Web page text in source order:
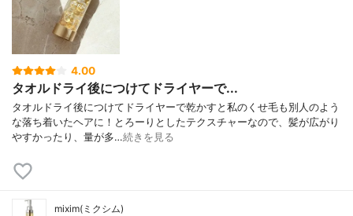
4.00
タオルドライ後につけてドライヤーで...
タオルドライ後につけてドライヤーで乾かすと私のくせ毛も別人のよう
な落ち着いたヘアに！とろーりとしたテクスチャーなので、髪が広がり
やすかったり、量が多…続きを見る
mixim(ミクシム)